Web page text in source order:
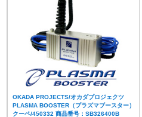
OKADA PROJECTS/オカダプロジェクツ
PLASMA BOOSTER（プラズマブースター）
クーペ/450332 商品番号：SB326400B